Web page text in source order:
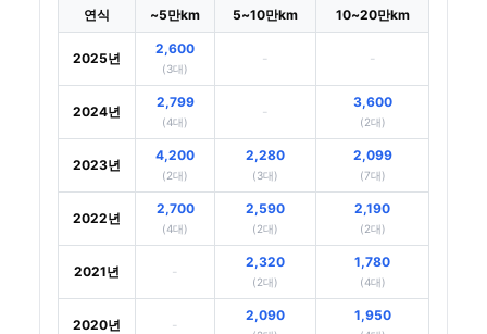
연식 ~5만km 5~10만km 10~20만km
2025년
2,600
(3대)
- -
2024년
2,799
(4대)
-
3,600
(2대)
2023년
4,200
(2대)
2,280
(3대)
2,099
(7대)
2022년
2,700
(4대)
2,590
(2대)
2,190
(2대)
2021년 -
2,320
(2대)
1,780
(4대)
2020년 -
2,090 1,950